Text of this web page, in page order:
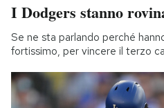
I Dodgers stanno
Se ne sta parlando perché
fortissimo, per vincere il terzo